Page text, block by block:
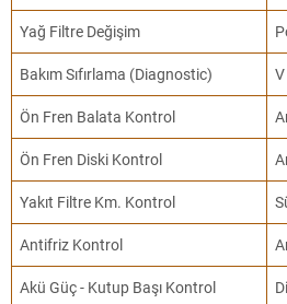
Yağ Filtre Değişim
Bakım Sıfırlama (Diagnostic)
Ön Fren Balata Kontrol
Ön Fren Diski Kontrol
Yakıt Filtre Km. Kontrol
Antifriz Kontrol
Akü Güç - Kutup Başı Kontrol